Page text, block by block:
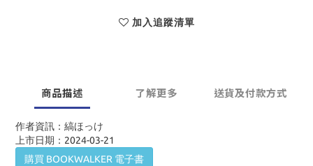
加入追蹤清單
商品描述 了解更多 送貨及付款方式
作者資訊：縞ほっけ
上市日期：2024-03-21
購買 BOOKWALKER 電子書